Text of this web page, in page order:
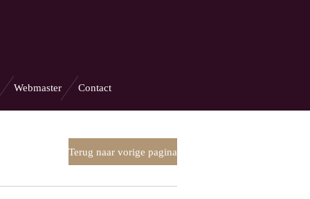
Webmaster Contact
Terug naar vorige pagina